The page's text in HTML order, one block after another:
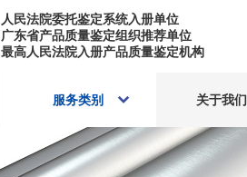
人民法院委托鉴定系统入册单位
广东省产品质量鉴定组织推荐单位
最高人民法院入册产品质量鉴定机构
服务类别 关于我们